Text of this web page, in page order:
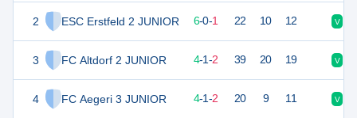
2 ESC Erstfeld 2 JUNIOR
3 FC Altdorf 2 JUNIOR
4 FC Aegeri 3 JUNIOR
18 7 6-0-1 22 10 12 V
13 4-1-2 39 20 19 V
13 4-1-2 20 9 11 V